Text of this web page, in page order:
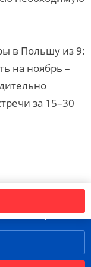
в Польшу из 9:
на ноябрь –
за 15–30
правила портала